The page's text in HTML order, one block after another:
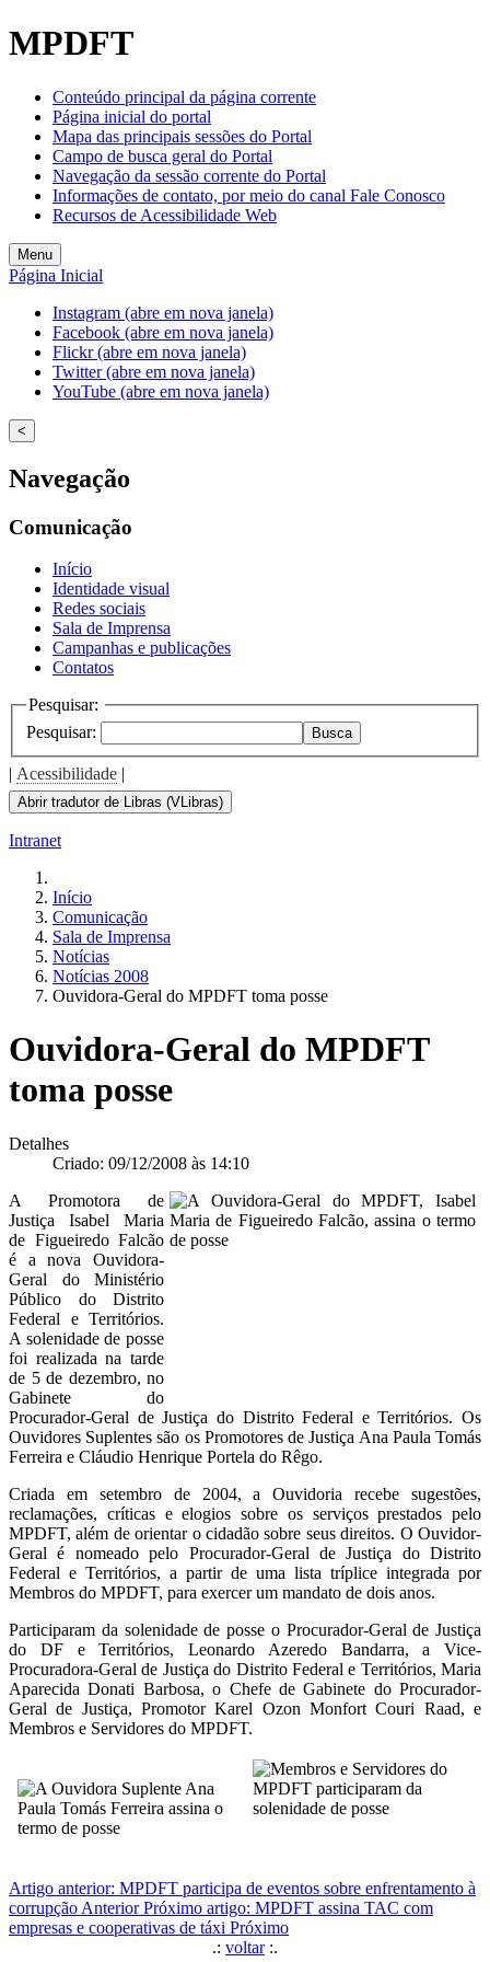
MPDFT
Conteúdo principal da página corrente
Página inicial do portal
Mapa das principais sessões do Portal
Campo de busca geral do Portal
Navegação da sessão corrente do Portal
Informações de contato, por meio do canal Fale Conosco
Recursos de Acessibilidade Web
Menu
Página Inicial
Instagram (abre em nova janela)
Facebook (abre em nova janela)
Flickr (abre em nova janela)
Twitter (abre em nova janela)
YouTube (abre em nova janela)
<
Navegação
Comunicação
Início
Identidade visual
Redes sociais
Sala de Imprensa
Campanhas e publicações
Contatos
Pesquisar:
Pesquisar:
Busca
| Acessibilidade |
Abrir tradutor de Libras (VLibras)
Intranet
Início
Comunicação
Sala de Imprensa
Notícias
Notícias 2008
Ouvidora-Geral do MPDFT toma posse
Ouvidora-Geral do MPDFT
toma posse
Detalhes
Criado: 09/12/2008 às 14:10
A Promotora de
Justiça Isabel Maria
de Figueiredo Falcão
é a nova Ouvidora-
Geral do Ministério
Público do Distrito
Federal e Territórios.
A solenidade de posse
foi realizada na tarde
de 5 de dezembro, no
Gabinete do
Procurador-Geral de Justiça do Distrito Federal e Territórios. Os
Ouvidores Suplentes são os Promotores de Justiça Ana Paula Tomás
Ferreira e Cláudio Henrique Portela do Rêgo.
Criada em setembro de 2004, a Ouvidoria recebe sugestões,
reclamações, críticas e elogios sobre os serviços prestados pelo
MPDFT, além de orientar o cidadão sobre seus direitos. O Ouvidor-
Geral é nomeado pelo Procurador-Geral de Justiça do Distrito
Federal e Territórios, a partir de uma lista tríplice integrada por
Membros do MPDFT, para exercer um mandato de dois anos.
Participaram da solenidade de posse o Procurador-Geral de Justiça
do DF e Territórios, Leonardo Azeredo Bandarra, a Vice-
Procuradora-Geral de Justiça do Distrito Federal e Territórios, Maria
Aparecida Donati Barbosa, o Chefe de Gabinete do Procurador-
Geral de Justiça, Promotor Karel Ozon Monfort Couri Raad, e
Membros e Servidores do MPDFT.
Artigo anterior: MPDFT participa de eventos sobre enfrentamento à
corrupção Anterior Próximo artigo: MPDFT assina TAC com
empresas e cooperativas de táxi Próximo
.: voltar:.